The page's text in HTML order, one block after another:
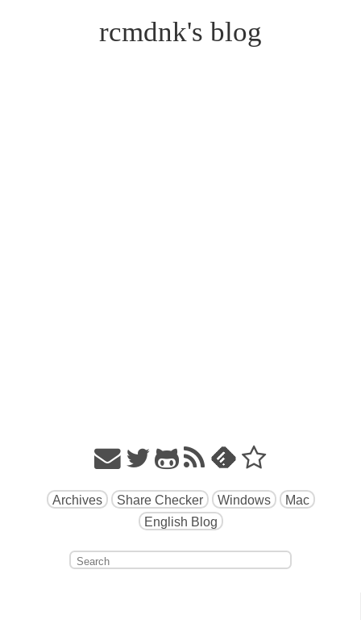
rcmdnk's blog
Archives Share Checker Windows
Mac
English Blog